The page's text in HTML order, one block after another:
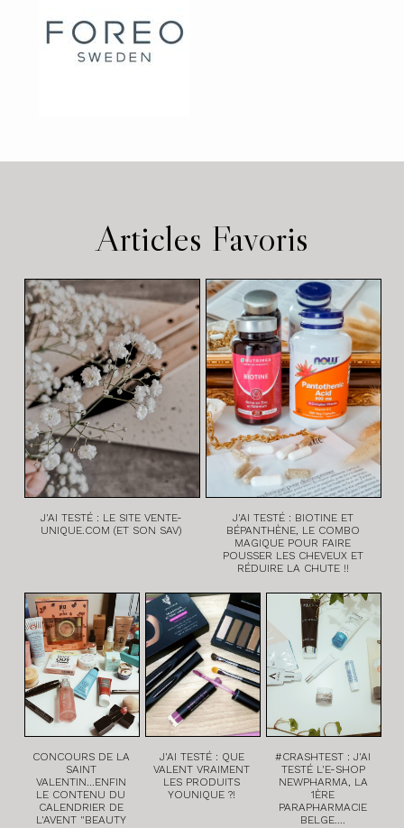
Articles Favoris
J'AI TESTÉ : LE SITE VENTE-
UNIQUE.COM (ET SON SAV)
J'AI TESTÉ : BIOTINE ET
BÉPANTHÈNE, LE COMBO
MAGIQUE POUR FAIRE
POUSSER LES CHEVEUX ET
RÉDUIRE LA CHUTE !!
CONCOURS DE LA
SAINT
VALENTIN...ENFIN
LE CONTENU DU
CALENDRIER DE
L'AVENT "BEAUTY
J'AI TESTÉ : QUE
VALENT VRAIMENT
LES PRODUITS
YOUNIQUE ?!
#CRASHTEST : J'AI
TESTÉ L'E-SHOP
NEWPHARMA, LA
1ÈRE
PARAPHARMACIE
BELGE....